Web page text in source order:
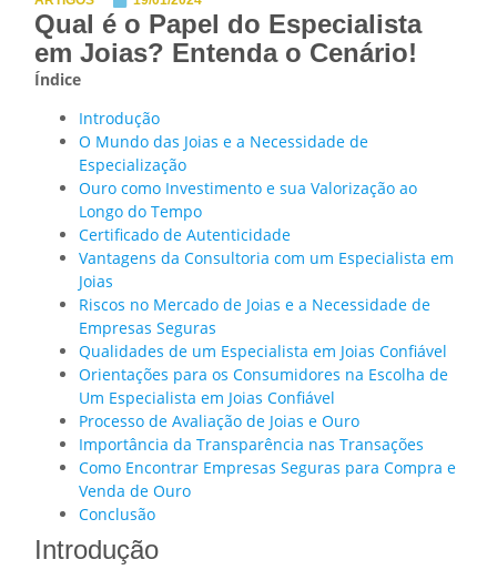
Qual é o Papel do Especialista
em Joias? Entenda o Cenário!
Índice
Introdução
O Mundo das Joias e a Necessidade de
Especialização
Ouro como Investimento e sua Valorização ao
Longo do Tempo
Certificado de Autenticidade
Vantagens da Consultoria com um Especialista em
Joias
Riscos no Mercado de Joias e a Necessidade de
Empresas Seguras
Qualidades de um Especialista em Joias Confiável
Orientações para os Consumidores na Escolha de
Um Especialista em Joias Confiável
Processo de Avaliação de Joias e Ouro
Importância da Transparência nas Transações
Como Encontrar Empresas Seguras para Compra e
Venda de Ouro
Conclusão
Introdução